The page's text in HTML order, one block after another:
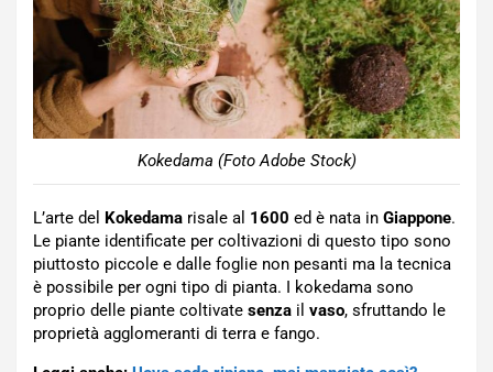
Kokedama (Foto Adobe Stock)
L’arte del Kokedama risale al 1600 ed è nata in Giappone.
Le piante identificate per coltivazioni di questo tipo sono
piuttosto piccole e dalle foglie non pesanti ma la tecnica
è possibile per ogni tipo di pianta. I kokedama sono
proprio delle piante coltivate senza il vaso, sfruttando le
proprietà agglomeranti di terra e fango.